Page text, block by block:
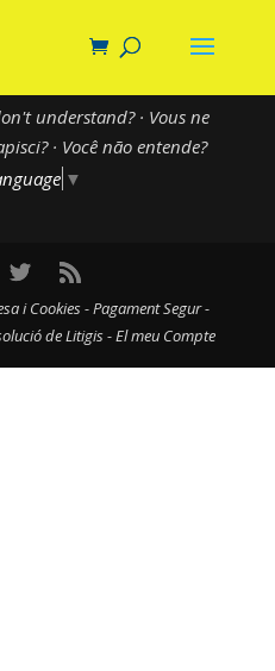
understand? · Vous ne
· Você não entende?
▼
i Cookies-Pagament Segur-
de Litigis-El meu Compte